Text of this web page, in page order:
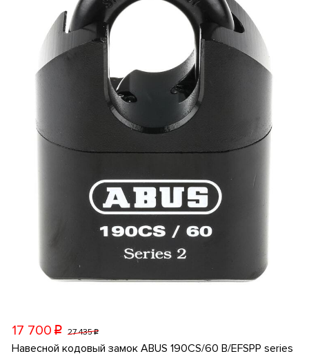
17 700 p 27 435p
Навесной кодовый замок ABUS 190CS/60 B/EFSPP series